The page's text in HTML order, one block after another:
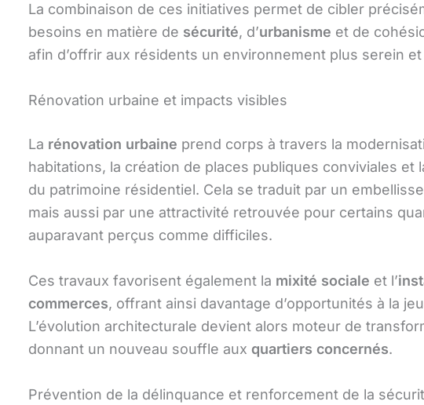
La combinaison de ces initiatives permet de cibler
besoins en matière de sécurité, d’urbanisme et de
afin d’offrir aux résidents un environnement plus serein
Rénovation urbaine et impacts visibles
La rénovation urbaine prend corps à travers la
habitations, la création de places publiques conviviales et
du patrimoine résidentiel. Cela se traduit par un
mais aussi par une attractivité retrouvée pour certains
auparavant perçus comme difficiles.
Ces travaux favorisent également la mixité sociale et l’
commerces, offrant ainsi davantage d’opportunités à la
L’évolution architecturale devient alors moteur de
donnant un nouveau souffle aux quartiers concernés.
Prévention de la délinquance et renforcement de la